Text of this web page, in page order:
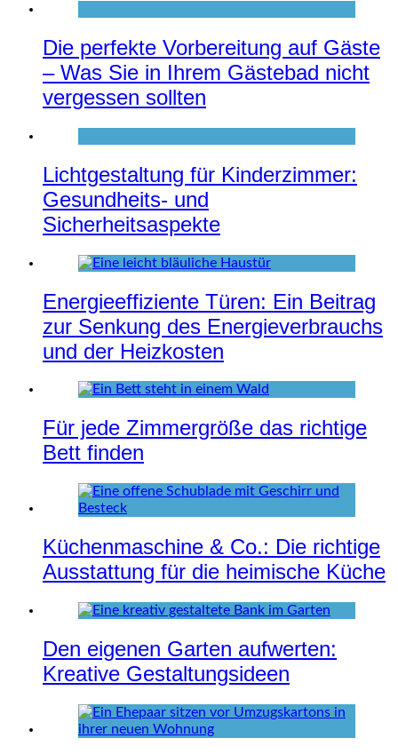
Die perfekte Vorbereitung auf Gäste
– Was Sie in Ihrem Gästebad nicht
vergessen sollten
Lichtgestaltung für Kinderzimmer:
Gesundheits- und
Sicherheitsaspekte
Energieeffiziente Türen: Ein Beitrag
zur Senkung des Energieverbrauchs
und der Heizkosten
Für jede Zimmergröße das richtige
Bett finden
Küchenmaschine & Co.: Die richtige
Ausstattung für die heimische Küche
Den eigenen Garten aufwerten:
Kreative Gestaltungsideen